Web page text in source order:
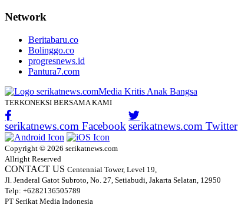
Network
Beritabaru.co
Bolinggo.co
progresnews.id
Pantura7.com
TERKONEKSI BERSAMA KAMI
serikatnews.com Facebook serikatnews.com Twitter
Copyright © 2026 serikatnews.com
Allright Reserved
CONTACT US Centennial Tower, Level 19,
Jl. Jenderal Gatot Subroto, No. 27, Setiabudi, Jakarta Selatan, 12950
Telp: +6282136505789
PT Serikat Media Indonesia